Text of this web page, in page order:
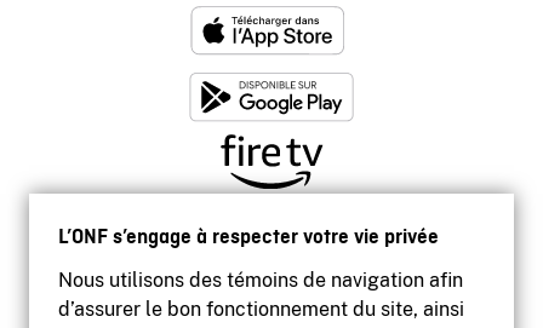
L’ONF s’engage à respecter votre vie privée
Nous utilisons des témoins de navigation afin
d’assurer le bon fonctionnement du site, ainsi